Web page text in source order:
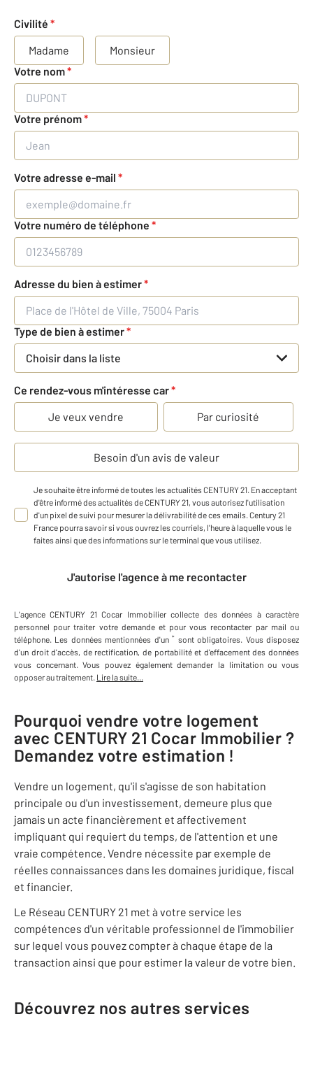
Civilité *
Madame
Monsieur
Votre nom*
Votre prénom*
Votre adresse e-mail *
Votre numéro de téléphone *
Adresse du bien à estimer*
Type de bien à estimer*
Choisir dans la liste
Ce rendez-vous m'intéresse car*
Je veux vendre
Par curiosité
Besoin d'un avis de valeur
Je souhaite être informé de toutes les actualités CENTURY 21. En acceptant
d'être informé des actualités de CENTURY 21, vous autorisez l'utilisation
d'un pixel de suivi pour mesurer la délivrabilité de ces emails. Century 21
France pourra savoir si vous ouvrez les courriels, l'heure à laquelle vous le
faites ainsi que des informations sur le terminal que vous utilisez.
J'autorise l'agence à me recontacter
L'agence CENTURY 21 Cocar Immobilier collecte des données à caractère
personnel pour traiter votre demande et pour vous recontacter par mail ou
téléphone. Les données mentionnées d'un * sont obligatoires. Vous disposez
d'un droit d'accès, de rectification, de portabilité et d'effacement des données
vous concernant. Vous pouvez également demander la limitation ou vous
opposer au traitement. Lire la suite...
Pourquoi vendre votre logement
avec CENTURY 21 Cocar Immobilier ?
Demandez votre estimation !
Vendre un logement, qu'il s'agisse de son habitation
principale ou d'un investissement, demeure plus que
jamais un acte financièrement et affectivement
impliquant qui requiert du temps, de l'attention et une
vraie compétence. Vendre nécessite par exemple de
réelles connaissances dans les domaines juridique, fiscal
et financier.
Le Réseau CENTURY 21 met à votre service les
compétences d'un véritable professionnel de l'immobilier
sur lequel vous pouvez compter à chaque étape de la
transaction ainsi que pour estimer la valeur de votre bien.
Découvrez nos autres services